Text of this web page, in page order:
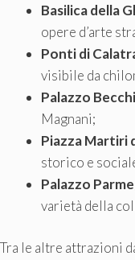
Basilica della
opere d’arte
Ponti di
visibile da
Palazzo
Magnani;
Piazza Martiri
storico e
Palazzo
varietà della
Tra le altre attrazioni